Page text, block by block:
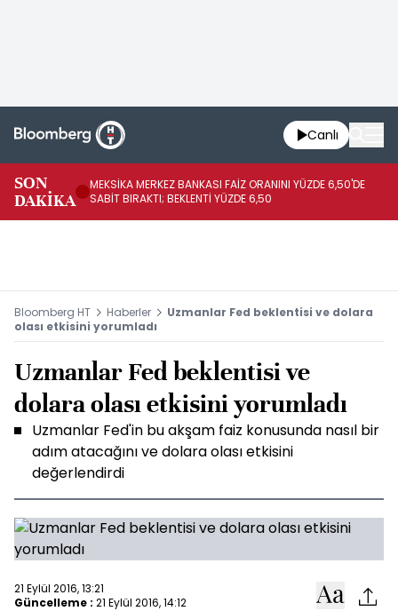
Canlı
SON
DAKİKA
MEKSİKA MERKEZ BANKASI FAİZ ORANINI YÜZDE 6,50'DE
SABİT BIRAKTI; BEKLENTİ YÜZDE 6,50
Bloomberg HT Haberler
Uzmanlar Fed beklentisi ve dolara
olası etkisini yorumladı
Uzmanlar Fed beklentisi ve
dolara olası etkisini yorumladı
Uzmanlar Fed'in bu akşam faiz konusunda nasıl bir
adım atacağını ve dolara olası etkisini
değerlendirdi
21 Eylül 2016, 13:21
Güncelleme : 21 Eylül 2016, 14:12